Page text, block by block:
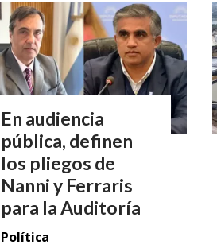
En audiencia
pública, definen
los pliegos de
Nanni y Ferraris
para la Auditoría
Política